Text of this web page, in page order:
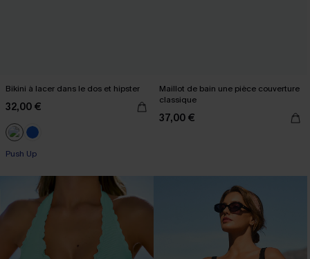
Bikini à lacer dans le dos et hipster
32,00 €
Push Up
Maillot de bain une pièce couverture
classique
37,00 €